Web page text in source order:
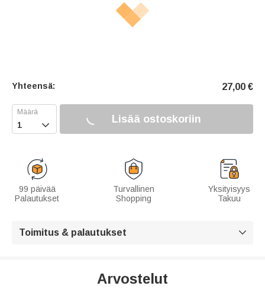
Yhteensä: 27,00 €
 Lisää ostoskoriin
99 päivää
Palautukset
Turvallinen
Shopping
Yksityisyys
Takuu
Toimitus & palautukset 
Arvostelut